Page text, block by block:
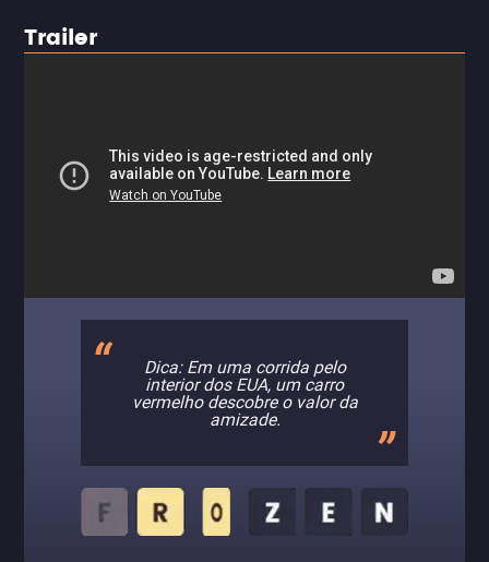
Trailer
Dica: Em uma corrida pelo
interior dos EUA, um carro
vermelho descobre o valor da
amizade.